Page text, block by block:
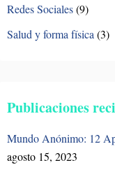
Redes Sociales(9)
Salud y forma física (3)
Publicaciones
Mundo Anónimo: 12
agosto 15, 2023